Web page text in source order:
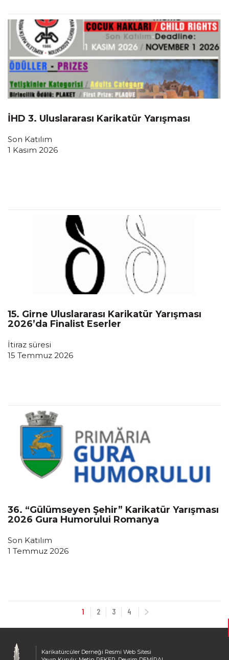
İHD 3. Uluslararası Karikatür Yarışması
Son Katılım
1 Kasım 2026
15. Girne Uluslararası Karikatür Yarışması
2026’da Finalist Eserler
İtiraz süresi
15 Temmuz 2026
36. “Gülümseyen Şehir” Karikatür Yarışması
2026 Gura Humorului Romanya
Son Katılım
1 Temmuz 2026
1 2 3 4
Karikatürcüler Derneği Resmi Web Sitesi